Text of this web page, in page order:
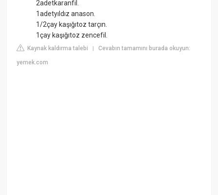
2adetkaranfil.
1adetyıldız anason.
1/2çay kaşığıtoz tarçın.
1çay kaşığıtoz zencefil.
Kaynak kaldırma talebi |Cevabın tamamını burada okuyun:
yemek.com